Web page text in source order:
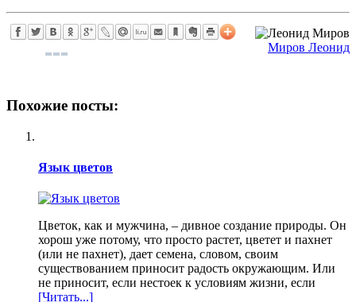
Миров Леонид
Похожие посты:
Язык цветов
Цветок, как и мужчина, – дивное создание природы. Он
хорош уже потому, что просто растет, цветет и пахнет
(или не пахнет), дает семена, словом, своим
существованием приносит радость окружающим. Или
не приносит, если нестоек к условиям жизни, если
[Читать...]